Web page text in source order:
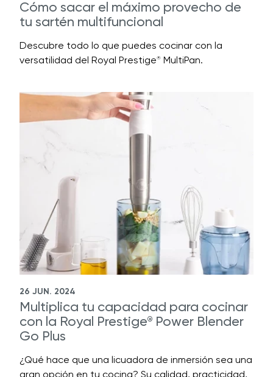
Cómo sacar el máximo provecho de
tu sartén multifuncional
Descubre todo lo que puedes cocinar con la
versatilidad del Royal Prestige® MultiPan.
26 JUN. 2024
Multiplica tu capacidad para cocinar
con la Royal Prestige® Power Blender
Go Plus
¿Qué hace que una licuadora de inmersión sea una
gran opción en tu cocina? Su calidad, practicidad,